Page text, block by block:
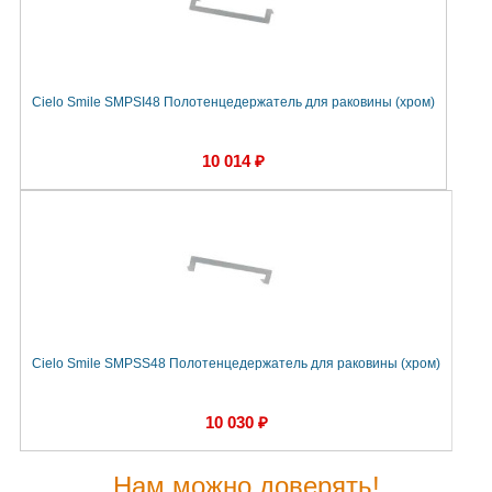
Cielo Smile SMPSI48 Полотенцедержатель для раковины (хром)
10 014 ₽
Cielo Smile SMPSS48 Полотенцедержатель для раковины (хром)
10 030 ₽